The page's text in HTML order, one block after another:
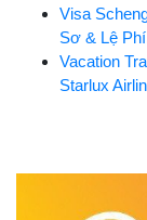
Visa
Sơ & Lệ
Vacation
Starlux